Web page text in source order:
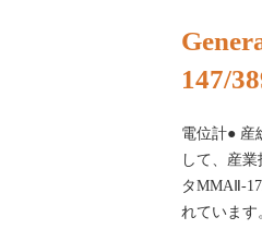
147/
電位計● 産
して、産
タMMAⅡ-
れています